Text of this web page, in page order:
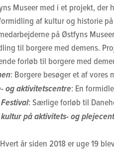
Museer med i et projekt,
af kultur og historie
på Østfyns
til borgere med demens.
forløb til borgere med
: Borgere besøger et af
og aktivitetscentre: En
: Særlige forløb til
på aktivitets- og
Hvert år siden 2018 er uge 19